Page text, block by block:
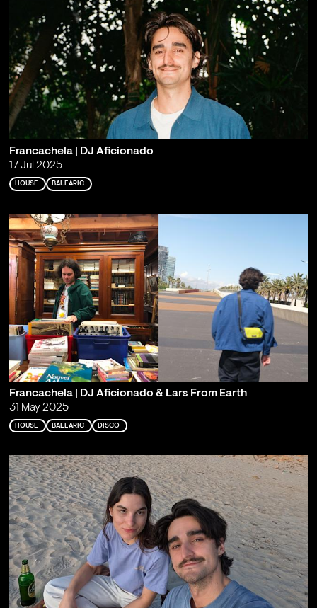
Francachela | DJ Aficionado
17 Jul 2025
HOUSE BALEARIC
Francachela | DJ Aficionado & Lars From Earth
31 May 2025
HOUSE BALEARIC DISCO